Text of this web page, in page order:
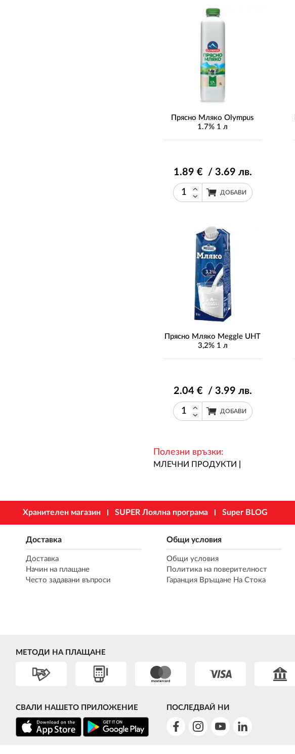
Прясно Мляко Olympus
1.7% 1 л
1.89 € / 3.69 лв.
ДОБАВИ
Прясно Мляко Meggle UHT
3,2% 1 л
2.04 € / 3.99 лв.
ДОБАВИ
Полезни връзки:
МЛЕЧНИ ПРОДУКТИ
Хранителен магазин SUPER Лоялна програма Super BLOG
Доставка
Доставка
Начин на плащане
Често задавани въпроси
Общи условия
Общи условия
Политика на поверителност
Гаранция Връщане На Стока
МЕТОДИ НА ПЛАЩАНЕ
СВАЛИ НАШЕТО ПРИЛОЖЕНИЕ ПОСЛЕДВАЙ НИ